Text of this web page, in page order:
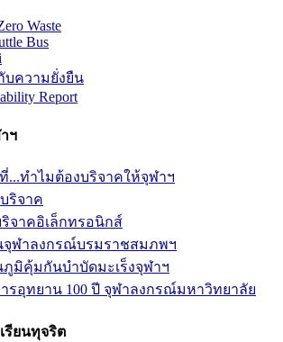
Waste
Bus
บความยั่งยืน
Report
ฯ
...ทำไมต้องบริจาคให้จุฬาฯ
ริจาค
จาคอิเล็กทรอนิกส์
จุฬาลงกรณ์บรมราชสมภพฯ
มิคุ้มกันบำบัดมะเร็งจุฬาฯ
รอุทยาน 100 ปี จุฬาลงกรณ์มหาวิทยาลัย
รียนทุจริต